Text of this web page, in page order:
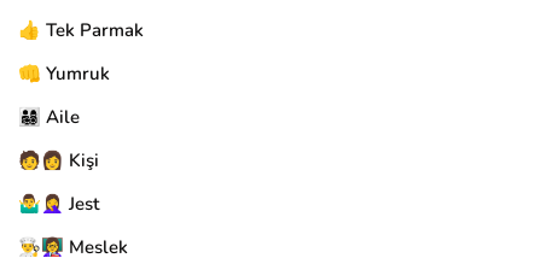
👍 Tek Parmak
👊 Yumruk
👨‍👩‍👧‍👦 Aile
🧑👩 Kişi
🤷‍♂️🤦‍♀️ Jest
👨‍🍳👩‍🏫 Meslek